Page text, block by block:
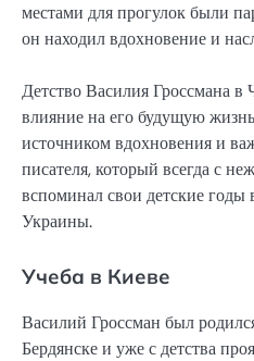
местами для прогулок были
он находил вдохновение и
Детство Василия Гроссмана в
влияние на его будущую
источником вдохновения и
писателя, который всегда с
вспоминал свои детские годы
Украины.
Учеба в Киеве
Василий Гроссман был
Бердянске и уже с детства